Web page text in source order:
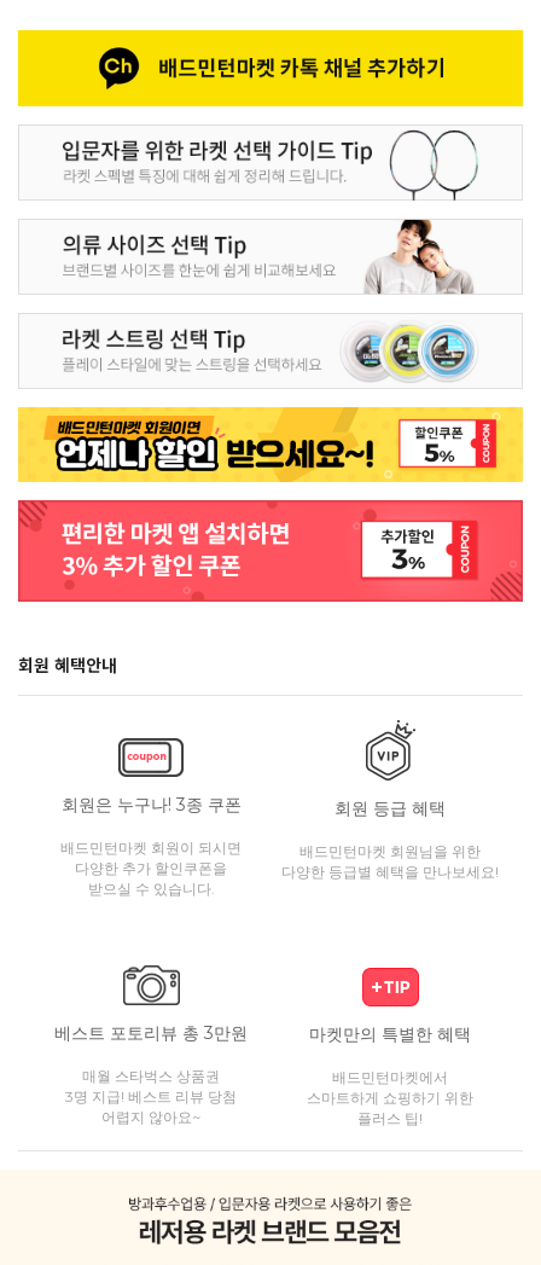
회원 혜택안내
회원은 누구나! 3종 쿠폰
배드민턴마켓 회원이 되시면
다양한 추가 할인쿠폰을
받으실 수 있습니다.
회원 등급 혜택
배드민턴마켓 회원님을 위한
다양한 등급별 혜택을 만나보세요!
베스트 포토리뷰 총 3만원
매월 스타벅스 상품권
3명 지급! 베스트 리뷰 당첨
어렵지 않아요~
마켓만의 특별한 혜택
배드민턴마켓에서
스마트하게 쇼핑하기 위한
플러스 팁!